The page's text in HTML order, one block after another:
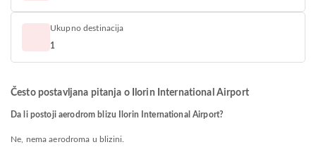
Ukupno destinacija
1
Često postavljana pitanja o Ilorin International Airport
Da li postoji aerodrom blizu Ilorin International Airport?
Ne, nema aerodroma u blizini.